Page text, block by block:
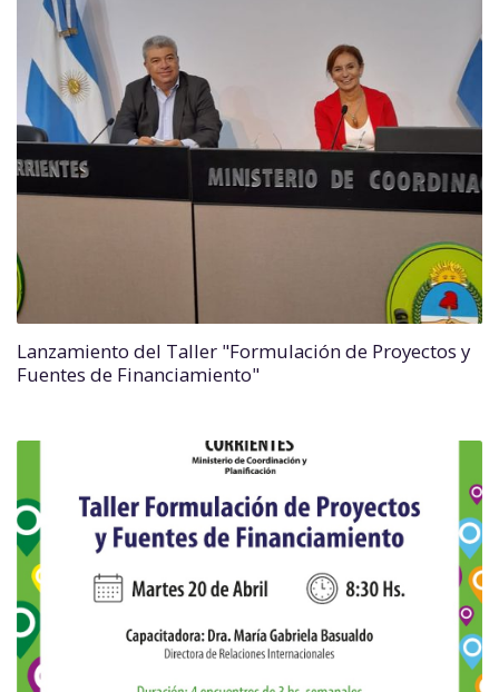
Lanzamiento del Taller "Formulación de Proyectos y
Fuentes de Financiamiento"